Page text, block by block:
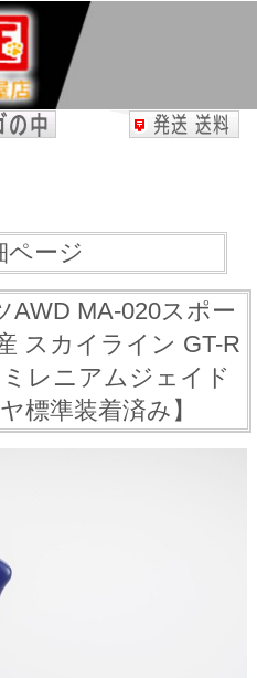
ページ
MA-020スポー
スカイライン GT-R
レニアムジェイド
標準装着済み】